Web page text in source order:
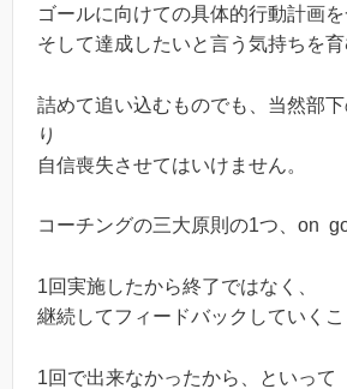
ゴールに向けての具体的行動計画
そして達成したいと言う気持ちを育
詰めて追い込むものでも、当然部
り
自信喪失させてはいけません。
コーチングの三大原則の1つ、on
1回実施したから終了ではなく、
継続してフィードバックしていくこ
1回で出来なかったから、といって